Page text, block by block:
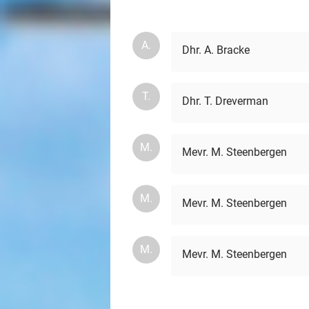
A. Dhr. A. Bracke
T. Dhr. T. Dreverman
M. Mevr. M. Steenbergen
M. Mevr. M. Steenbergen
M. Mevr. M. Steenbergen